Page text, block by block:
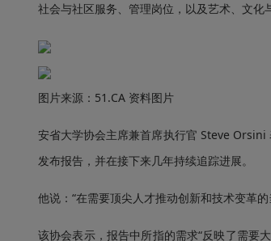
社会与社区服务、管理岗位，以及艺术、文化
图片来源：51.CA 资料图片
安省大学协会主席兼首席执行官 Steve Orsini
发布报告，并在接下来几年持续追踪进展。
他说：“在需要顶尖人才推动创新和技术变革
该协会表示，报告中所指的需求“反映了需要